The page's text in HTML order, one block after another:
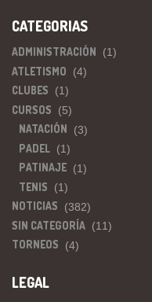
CATEGORIAS
ADMINISTRACIÓN (1)
ATLETISMO (4)
CLUBES (1)
CURSOS (5)
NATACIÓN (3)
PADEL (1)
PATINAJE (1)
TENIS (1)
NOTICIAS (382)
SIN CATEGORÍA (11)
TORNEOS (4)
LEGAL